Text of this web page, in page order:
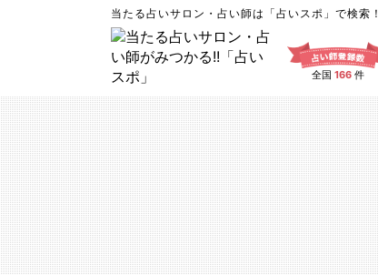
当たる占いサロン・占い師は「占いスポ」で検索！
全国 166 件